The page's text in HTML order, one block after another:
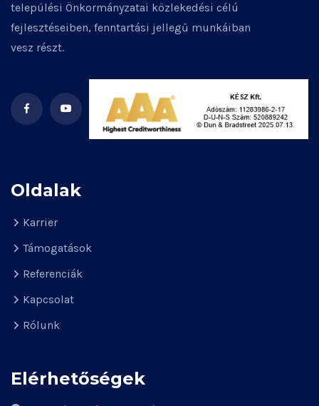
települési Önkormányzatai közlekedési célú
fejlesztéseiben, fenntartási jellegű munkáiban
vesz részt.
Oldalak
Karrier
Támogatások
Referenciák
Kapcsolat
Rólunk
Elérhetőségek